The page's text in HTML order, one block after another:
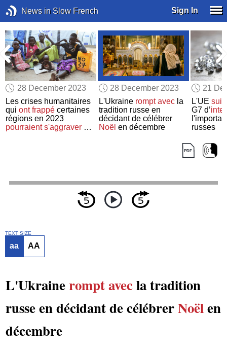
News in Slow French Sign In
28 December 2023
Les crises humanitaires
quiont frappé certaines
régions en 2023
pourraient s'aggraver en
28 December 2023
L'Ukraine rompt avecla
tradition russe en
décidant de célébrer
Noël en décembre
21
L'UE suit
G7 d’
russes
TEXT SIZE
aa AA
L'Ukrainerompt avecla tradition
russe en décidant de célébrerNoëlen
décembre